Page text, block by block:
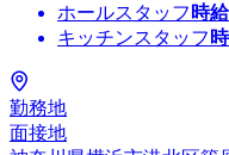
ホールスタッフ 時給
キッチンスタッフ
勤務地
面接地